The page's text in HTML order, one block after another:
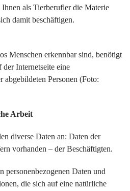
als Tierberufler die Materie
damit beschäftigen.
Menschen erkennbar sind, benötigt
Internetseite eine
abgebildeten Personen (Foto:
Arbeit
diverse Daten an: Daten der
vorhanden – der Beschäftigten.
Daten und
die sich auf eine natürliche